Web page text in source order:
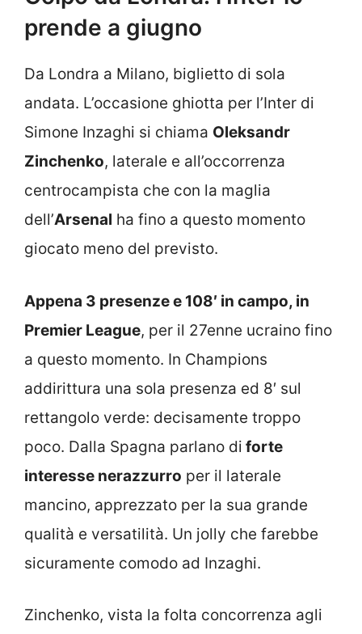
prende a giugno
Da Londra a Milano, biglietto di sola
andata. L’occasione ghiotta per l’Inter di
Simone Inzaghi si chiama Oleksandr
Zinchenko, laterale e all’occorrenza
centrocampista che con la maglia
dell’Arsenal ha fino a questo momento
giocato meno del previsto.
Appena 3 presenze e 108′ in campo, in
Premier League, per il 27enne ucraino fino
a questo momento. In Champions
addirittura una sola presenza ed 8′ sul
rettangolo verde: decisamente troppo
poco. Dalla Spagna parlano di forte
interesse nerazzurro per il laterale
mancino, apprezzato per la sua grande
qualità e versatilità. Un jolly che farebbe
sicuramente comodo ad Inzaghi.
Zinchenko, vista la folta concorrenza agli